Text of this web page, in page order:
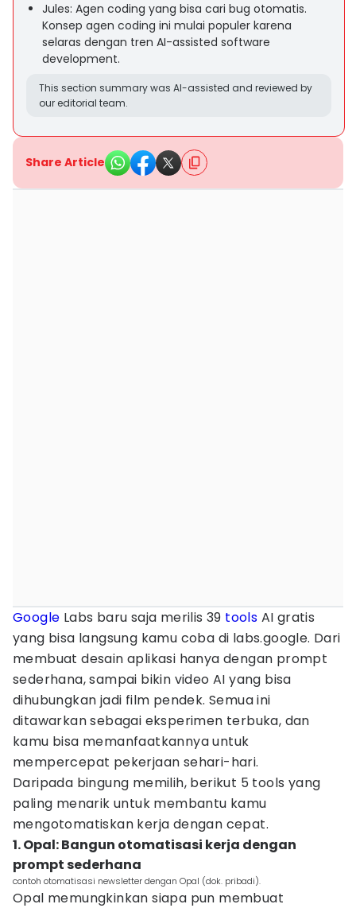
Jules: Agen coding yang bisa cari bug otomatis.
Konsep agen coding ini mulai populer karena
selaras dengan tren AI-assisted software
development.
This section summary was AI-assisted and reviewed by
our editorial team.
Share Article
Google Labs baru saja merilis 39 tools AI gratis
yang bisa langsung kamu coba di labs.google. Dari
membuat desain aplikasi hanya dengan prompt
sederhana, sampai bikin video AI yang bisa
dihubungkan jadi film pendek. Semua ini
ditawarkan sebagai eksperimen terbuka, dan
kamu bisa memanfaatkannya untuk
mempercepat pekerjaan sehari-hari.
Daripada bingung memilih, berikut 5 tools yang
paling menarik untuk membantu kamu
mengotomatiskan kerja dengan cepat.
1. Opal: Bangun otomatisasi kerja dengan
prompt sederhana
contoh otomatisasi newsletter dengan Opal (dok. pribadi).
Opal memungkinkan siapa pun membuat